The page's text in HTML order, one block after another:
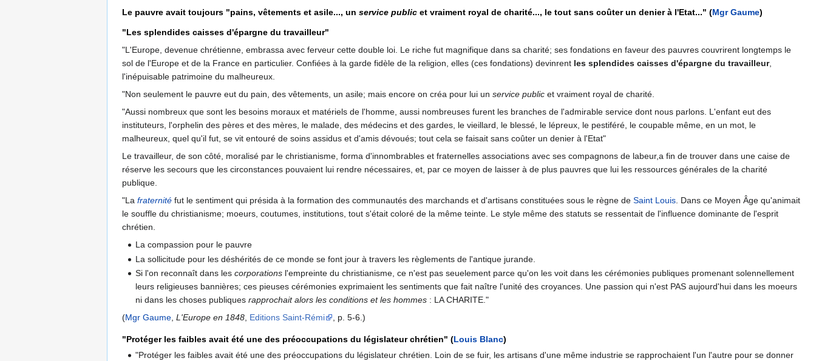
Le pauvre avait toujours "pains, vêtements et asile..., un service public et vraiment royal de charité..., le tout sans coûter un denier à l'Etat..." (Mgr Gaume)
"Les splendides caisses d'épargne du travailleur"
"L'Europe, devenue chrétienne, embrassa avec ferveur cette double loi. Le riche fut magnifique dans sa charité; ses fondations en faveur des pauvres couvrirent longtemps le
sol de l'Europe et de la France en particulier. Confiées à la garde fidèle de la religion, elles (ces fondations) devinrent les splendides caisses d'épargne du travailleur,
l'inépuisable patrimoine du malheureux.
"Non seulement le pauvre eut du pain, des vêtements, un asile; mais encore on créa pour lui un service public et vraiment royal de charité.
"Aussi nombreux que sont les besoins moraux et matériels de l'homme, aussi nombreuses furent les branches de l'admirable service dont nous parlons. L'enfant eut des
instituteurs, l'orphelin des pères et des mères, le malade, des médecins et des gardes, le vieillard, le blessé, le lépreux, le pestiféré, le coupable même, en un mot, le
malheureux, quel qu'il fut, se vit entouré de soins assidus et d'amis dévoués; tout cela se faisait sans coûter un denier à l'Etat"
Le travailleur, de son côté, moralisé par le christianisme, forma d'innombrables et fraternelles associations avec ses compagnons de labeur,a fin de trouver dans une caise de
réserve les secours que les circonstances pouvaient lui rendre nécessaires, et, par ce moyen de laisser à de plus pauvres que lui les ressources générales de la charité
publique.
"La fraternité fut le sentiment qui présida à la formation des communautés des marchands et d'artisans constituées sous le règne de Saint Louis. Dans ce Moyen Âge qu'animait
le souffle du christianisme; moeurs, coutumes, institutions, tout s'était coloré de la même teinte. Le style même des statuts se ressentait de l'influence dominante de l'esprit
chrétien.
La compassion pour le pauvre
La sollicitude pour les déshérités de ce monde se font jour à travers les règlements de l'antique jurande.
Si l'on reconnaît dans lescorporations l'empreinte du christianisme, ce n'est pas seuelement parce qu'on les voit dans les cérémonies publiques promenant solennellement
leurs religieuses bannières; ces pieuses cérémonies exprimaient les sentiments que fait naître l'unité des croyances. Une passion qui n'est PAS aujourd'hui dans les moeurs
ni dans les choses publiquesrapprochait alors les conditions et les hommes : LA CHARITE."
(Mgr Gaume L'Europe en 1848 Editions Saint-Rémi , p. 5-6.)
"Protéger les faibles avait été une des préoccupations du législateur chrétien" (Louis Blanc)
"Protéger les faibles avait été une des préoccupations du législateur chrétien. Loin de se fuir, les artisans d'une même industrie se rapprochaient l'un l'autre pour se donner